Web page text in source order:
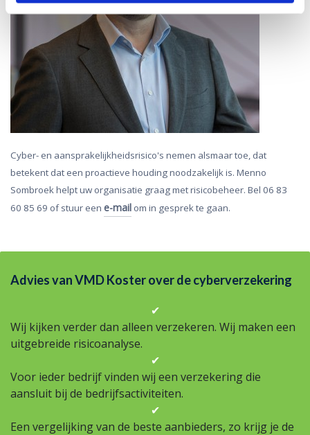
Cyber- en aansprakelijkheidsrisico's nemen alsmaar toe, dat
betekent dat een proactieve houding noodzakelijk is. Menno
Sombroek helpt uw organisatie graag met risicobeheer. Bel 06 83
60 85 69 of stuur een e-mail om in gesprek te gaan.
Advies van VMD Koster over de cyberverzekering
✔
Wij kijken verder dan alleen verzekeren. Wij maken een
uitgebreide risicoanalyse.
✔
Voor ieder bedrijf vinden wij een verzekering die
aansluit bij de bedrijfsactiviteiten.
✔
Een vergelijking van de beste aanbieders, zo krijg je de